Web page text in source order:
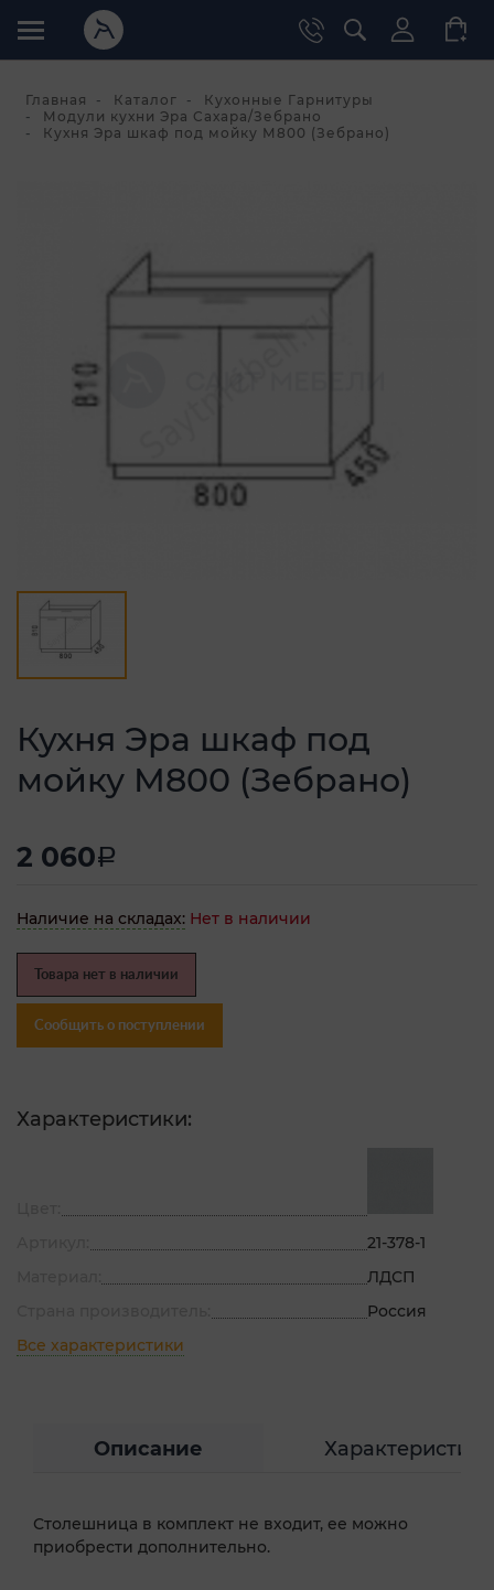
Главная Каталог
Кухонные Гарнитуры
Модули кухни Эра Сахара/Зебрано
Кухня Эра шкаф под мойку М800 (Зебрано)
Кухня Эра шкаф под
мойку М800 (Зебрано)
2 060a
Наличие на складах: Нет в наличии
Товара нет в наличии
Сообщить о поступлении
Характеристики:
21-378-1
ЛДСП
Россия
Все характеристики
Описание Характеристики
Столешница в комплект не входит, ее можно
приобрести дополнительно.